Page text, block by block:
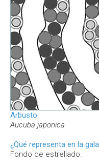
Arbusto
Aucuba japonica
¿Qué representa en la
Fondo de estrellado.